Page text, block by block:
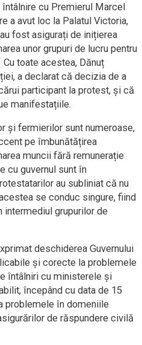
cu Premierul Marcel
a avut loc la Palatul Victoria,
fost asigurați de inițierea
unor grupuri de lucru pentru
toate acestea, Dănuț
a declarat că decizia de a
participant la protest, și că
manifestațiile.
și fermierilor sunt numeroase,
pe îmbunătățirea
muncii fără remunerație
cu guvernul sunt în
au subliniat că nu
se conduc singure, fiind
intermediul grupurilor de
deschiderea Guvernului
și corecte la problemele
întâlniri cu ministerele și
începând cu data de 15
problemele în domeniile
de răspundere civilă